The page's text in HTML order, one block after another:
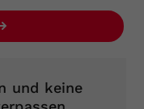
und keine